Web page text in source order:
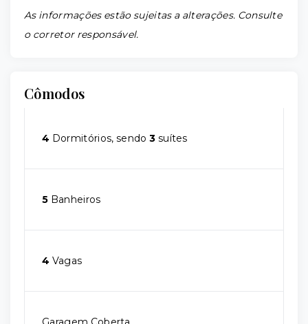
As informações estão sujeitas a alterações. Consulte
o corretor responsável.
Cômodos
4 Dormitórios, sendo3 suítes
5 Banheiros
4 Vagas